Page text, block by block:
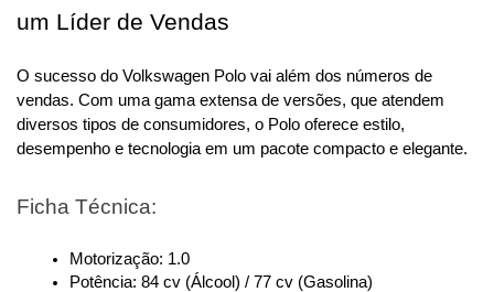
um Líder de Vendas
O sucesso do Volkswagen Polo vai além dos números de
vendas. Com uma gama extensa de versões, que atendem
diversos tipos de consumidores, o Polo oferece estilo,
desempenho e tecnologia em um pacote compacto e elegante.
Ficha Técnica:
Motorização: 1.0
Potência: 84 cv (Álcool) / 77 cv (Gasolina)